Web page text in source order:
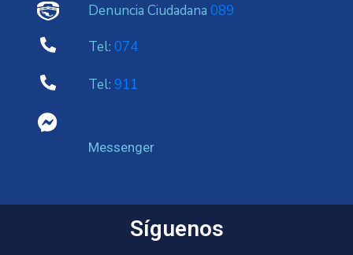
Denuncia Ciudadana 089
Tel: 074
Tel: 911
Messenger
Síguenos